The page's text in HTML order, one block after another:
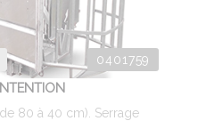
0401759
80 à 40 cm). Serrage